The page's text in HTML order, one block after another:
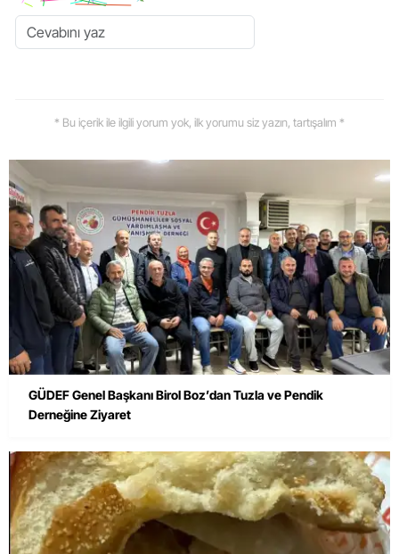
* Bu içerik ile ilgili yorum yok, ilk yorumu siz yazın, tartışalım *
GÜDEF Genel Başkanı Birol Boz’dan Tuzla ve Pendik
Derneğine Ziyaret